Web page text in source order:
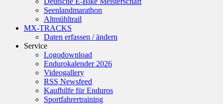
Seenlandmarathon
Altmühltrail
MX-TRACKS
Daten erfassen / ändern
Service
Logodownload
Endurokalender 2026
Videogallery
RSS Newsfeed
Kaufhilfe für Enduros
Sportfahrertraining